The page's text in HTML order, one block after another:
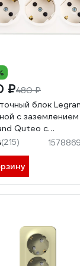
₽480 ₽
блок
с заземлением
Quteo с
IP20 16А 250В
зажимы
монтаж
(215)